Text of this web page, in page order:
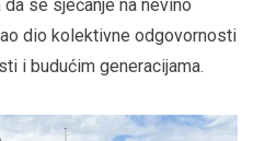
se sjećanje na nevino
dio kolektivne odgovornosti
i budućim generacijama.